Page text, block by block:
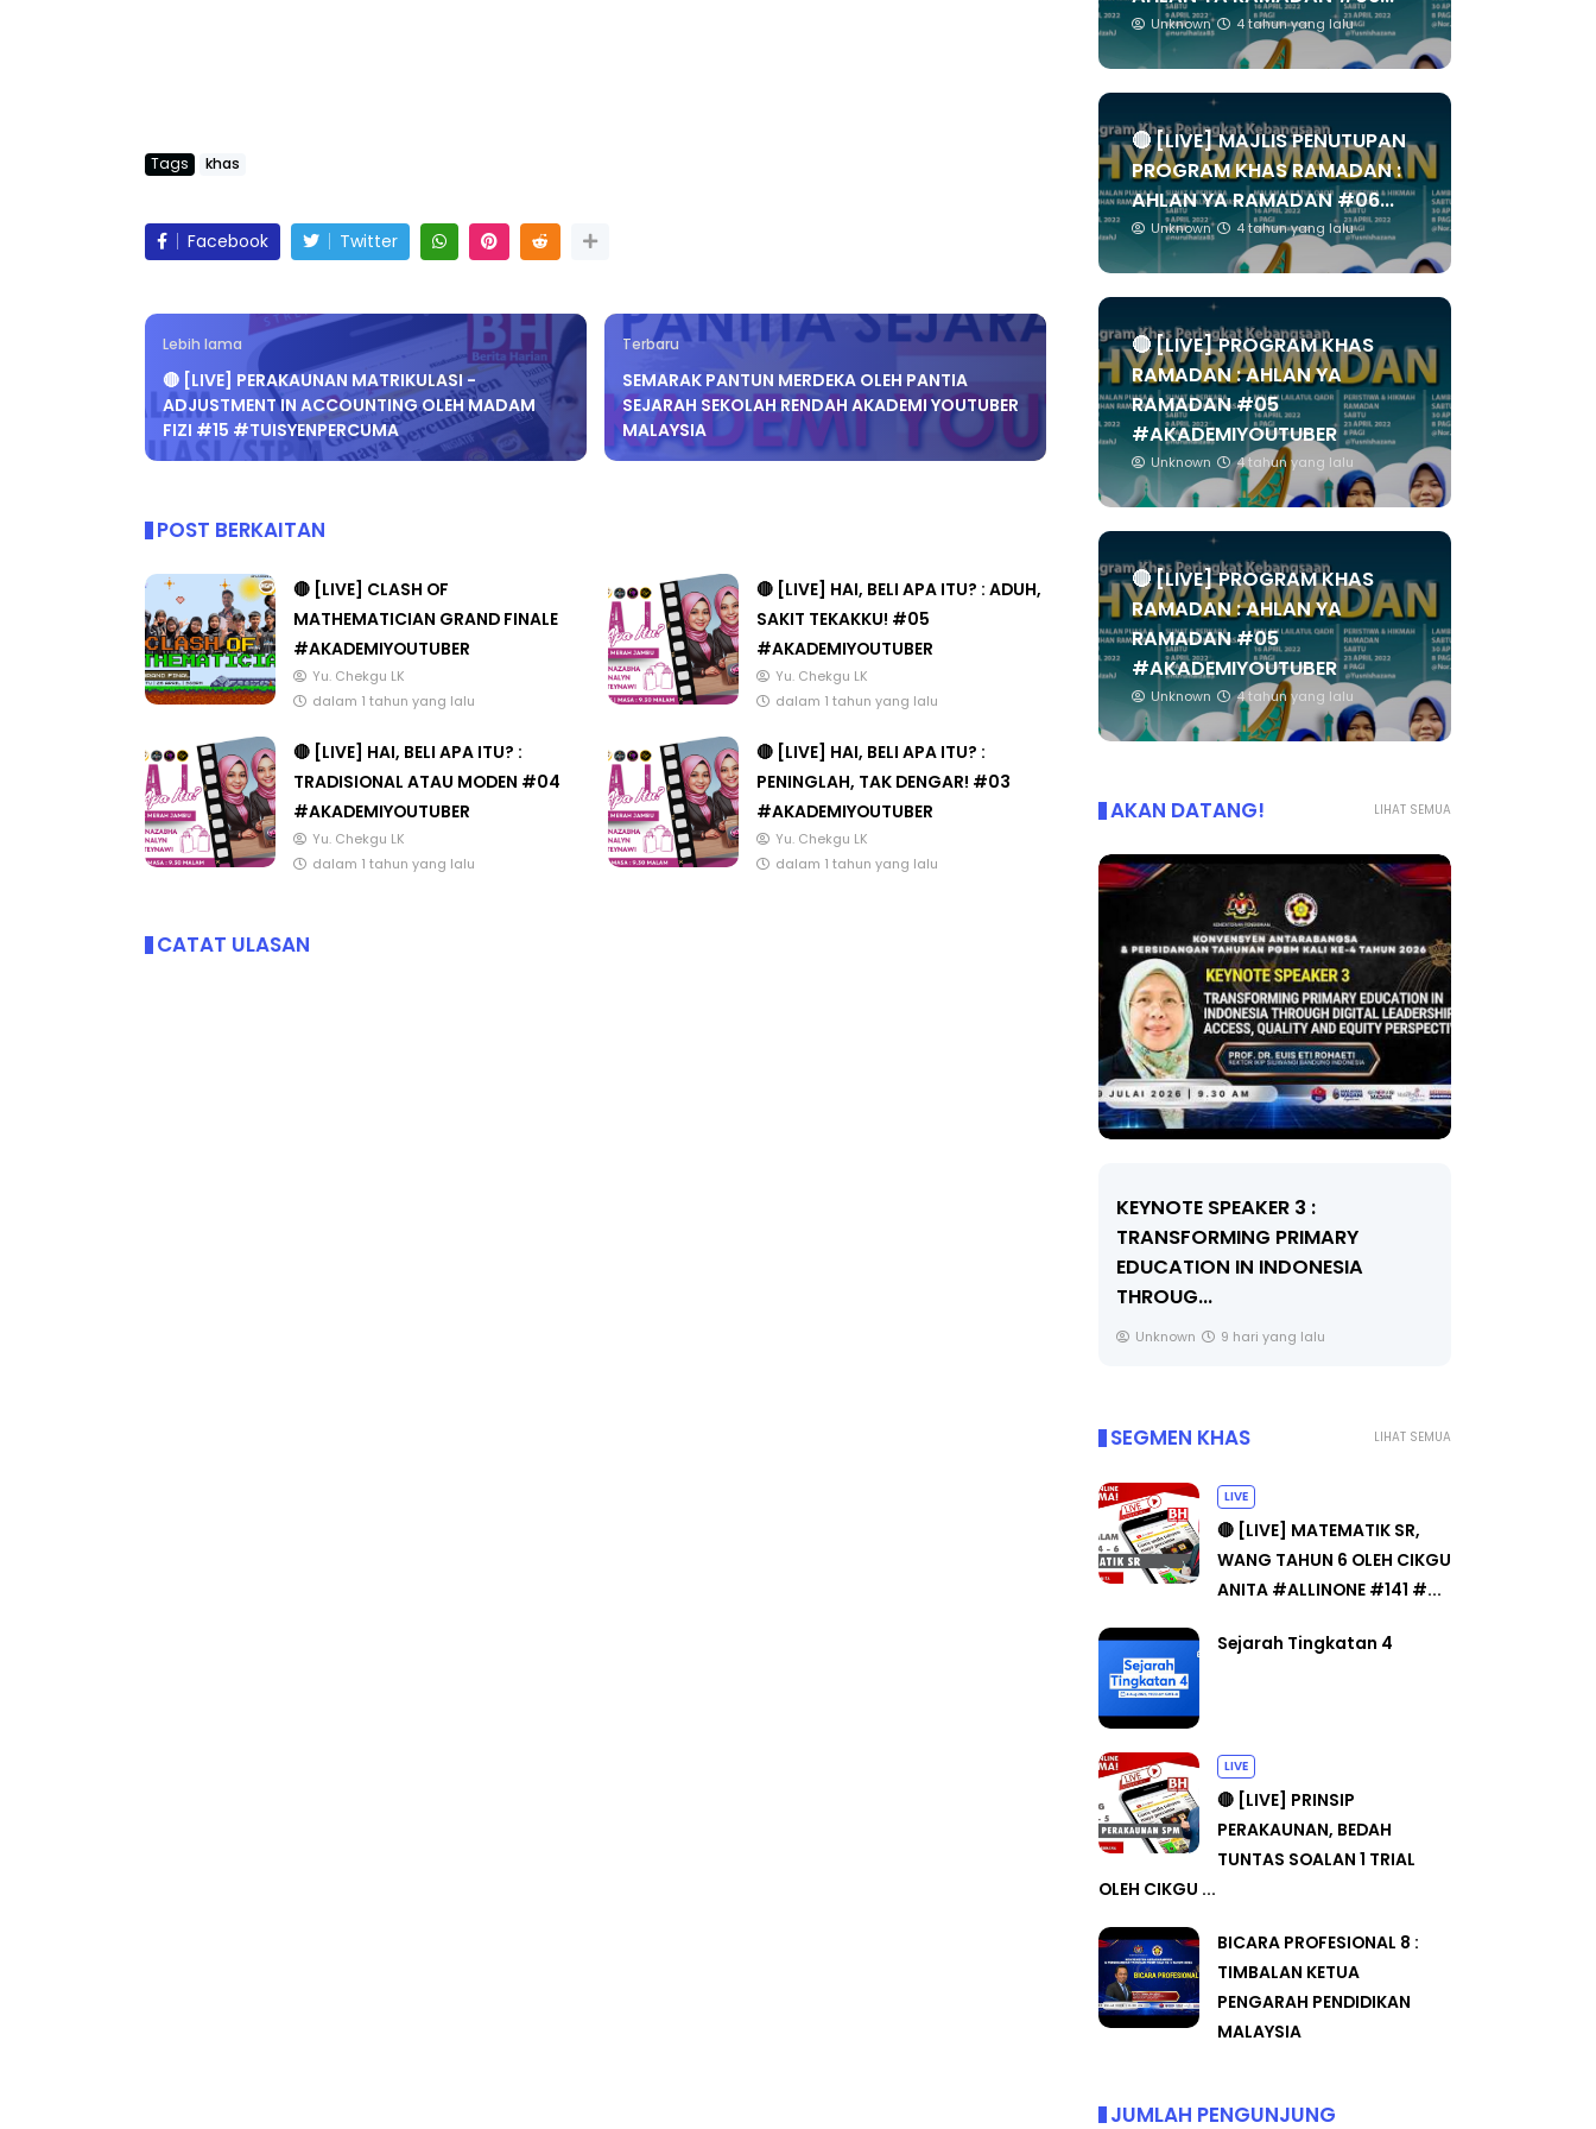
Tags khas
Facebook Twitter
Lebih lama
🔴 [LIVE] PERAKAUNAN MATRIKULASI -
ADJUSTMENT IN ACCOUNTING OLEH MADAM
FIZI #15 #TUISYENPERCUMA
Terbaru
SEMARAK PANTUN MERDEKA OLEH PANTIA
SEJARAH SEKOLAH RENDAH AKADEMI YOUTUBER
MALAYSIA
POST BERKAITAN
🔴 [LIVE] CLASH OF
MATHEMATICIAN GRAND FINALE
#AKADEMIYOUTUBER
Yu. Chekgu LK
dalam 1 tahun yang lalu
🔴 [LIVE] HAI, BELI APA ITU? : ADUH,
SAKIT TEKAKKU! #05
#AKADEMIYOUTUBER
Yu. Chekgu LK
dalam 1 tahun yang lalu
🔴 [LIVE] HAI, BELI APA ITU? :
TRADISIONAL ATAU MODEN #04
#AKADEMIYOUTUBER
Yu. Chekgu LK
dalam 1 tahun yang lalu
🔴 [LIVE] HAI, BELI APA ITU? :
PENINGLAH, TAK DENGAR! #03
#AKADEMIYOUTUBER
Yu. Chekgu LK
dalam 1 tahun yang lalu
CATAT ULASAN
Unknown 4 tahun yang lalu
🔴 [LIVE] MAJLIS PENUTUPAN
PROGRAM KHAS RAMADAN :
AHLAN YA RAMADAN #06...
Unknown 4 tahun yang lalu
🔴 [LIVE] PROGRAM KHAS
RAMADAN : AHLAN YA
RAMADAN #05
#AKADEMIYOUTUBER
Unknown 4 tahun yang lalu
🔴 [LIVE] PROGRAM KHAS
RAMADAN : AHLAN YA
RAMADAN #05
#AKADEMIYOUTUBER
Unknown 4 tahun yang lalu
LIHAT SEMUA
AKAN DATANG!
KEYNOTE SPEAKER 3 :
TRANSFORMING PRIMARY
EDUCATION IN INDONESIA
THROUG...
Unknown 9 hari yang lalu
LIHAT SEMUA
SEGMEN KHAS
LIVE
🔴 [LIVE] MATEMATIK SR,
WANG TAHUN 6 OLEH CIKGU
ANITA #ALLINONE #141 #...
Sejarah Tingkatan 4
LIVE
🔴 [LIVE] PRINSIP
PERAKAUNAN, BEDAH
TUNTAS SOALAN 1 TRIAL
OLEH CIKGU ...
BICARA PROFESIONAL 8 :
TIMBALAN KETUA
PENGARAH PENDIDIKAN
MALAYSIA
JUMLAH PENGUNJUNG